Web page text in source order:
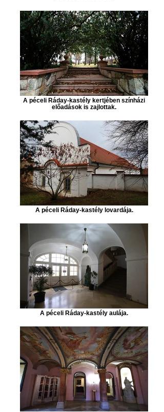
A péceli Ráday-kastély kertjében színházi
előadások is zajlottak.
A péceli Ráday-kastély lovardája.
A péceli Ráday-kastély aulája.